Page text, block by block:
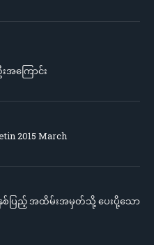
အကြောင်း
2015 March
နှစ်ပြည့် အထိမ်းအမှတ်သို့ ပေးပို့သော